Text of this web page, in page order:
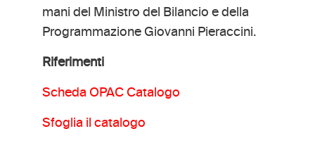
mani del Ministro del Bilancio e della
Programmazione Giovanni Pieraccini.
Riferimenti
Scheda OPAC Catalogo
Sfoglia il catalogo